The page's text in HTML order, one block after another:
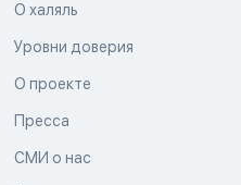
О халяль
Уровни доверия
О проекте
Пресса
СМИ о нас